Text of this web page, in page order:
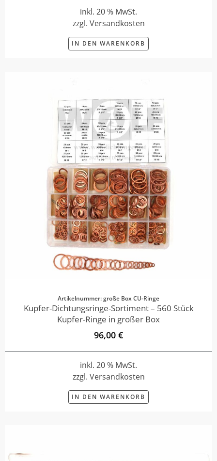
inkl. 20 % MwSt.
zzgl. Versandkosten
IN DEN WARENKORB
Artikelnummer: große Box CU-Ringe
Kupfer-Dichtungsringe-Sortiment – 560 Stück
Kupfer-Ringe in großer Box
96,00 €
inkl. 20 % MwSt.
zzgl. Versandkosten
IN DEN WARENKORB